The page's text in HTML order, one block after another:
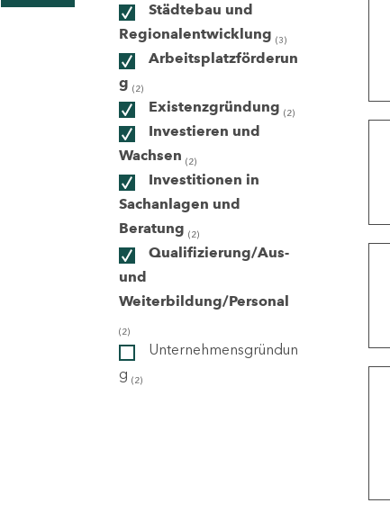
Städtebau und
Regionalentwicklung (3)
Arbeitsplatzförderun
g (2)
Existenzgründung (2)
Investieren und
Wachsen (2)
Investitionen in
Sachanlagen und
Beratung (2)
Qualifizierung/Aus-
und
Weiterbildung/Personal
(2)
Unternehmensgründun
g (2)